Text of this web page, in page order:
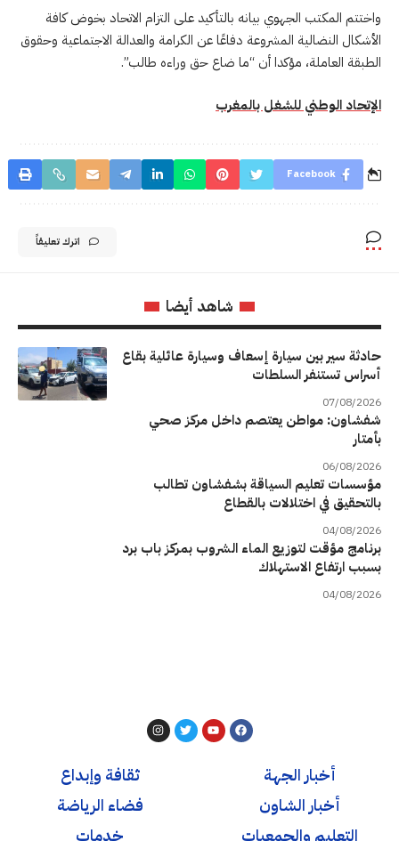
واختتم المكتب الجهوي بيانه بالتأكيد على التزام الاتحاد بخوض كافة
الأشكال النضالية المشروعة دفاعًا عن الكرامة والعدالة الاجتماعية وحقوق
الطبقة العاملة، مؤكدا أن “ما ضاع حق وراءه طالب”.
الإتحاد الوطني للشغل بالمغرب
Facebook
اترك تعليقاً
شاهد أيضا
حادثة سير بين سيارة إسعاف وسيارة عائلية بقاع
أسراس تستنفر السلطات
07/08/2026
شفشاون: مواطن يعتصم داخل مركز صحي
بأمتار
06/08/2026
مؤسسات تعليم السياقة بشفشاون تطالب
بالتحقيق في اختلالات بالقطاع
04/08/2026
برنامج مؤقت لتوزيع الماء الشروب بمركز باب برد
بسبب ارتفاع الاستهلاك
04/08/2026
أخبار الجهة
أخبار الشاون
التعليم والجمعيات
ثقافة وإبداع
فضاء الرياضة
خدمات